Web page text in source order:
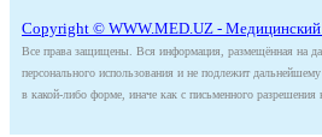
Copyright © WWW.MED.UZ - Медицинский
Все права защищены. Вся информация, размещённая на
персонального использования и не подлежит
в какой-либо форме, иначе как с письменного разрешения